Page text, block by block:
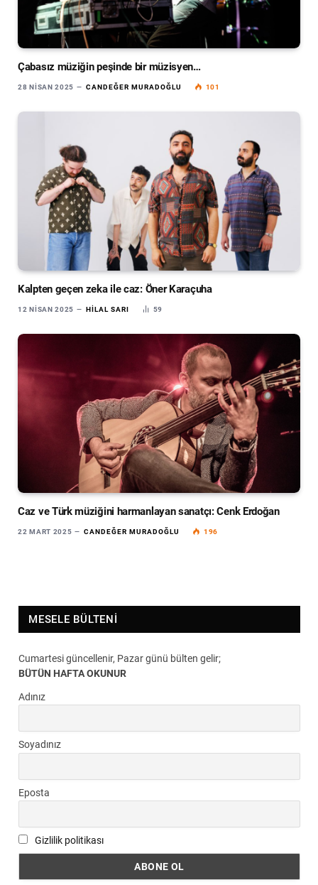
Çabasız müziğin peşinde bir müzisyen…
28 NISAN 2025 CANDEĞER MURADOĞLU 101
Kalpten geçen zeka ile caz: Öner Karaçuha
12 NISAN 2025 HILAL SARI 59
Caz ve Türk müziğini harmanlayan sanatçı: Cenk Erdoğan
22 MART 2025 CANDEĞER MURADOĞLU 196
MESELE BÜLTENI
Cumartesi güncellenir, Pazar günü bülten gelir;
BÜTÜN HAFTA OKUNUR
Adınız
Soyadınız
Eposta
Gizlilik politikası